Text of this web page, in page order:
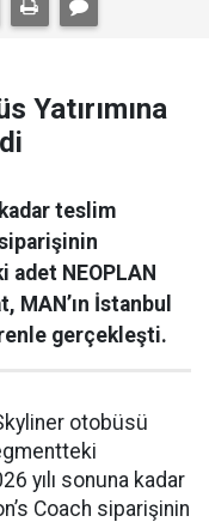
Yatırımına
teslim
adet NEOPLAN
MAN’ın İstanbul
gerçekleşti.
otobüsü
yılı sonuna kadar
Coach siparişinin